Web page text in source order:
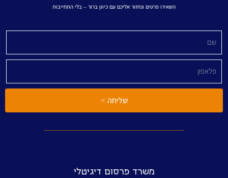
השאירו פרטים ונחזור אליכם עם כיוון ברור – בלי התחייבות
שליחה >
משרד פרסום דיגיטלי